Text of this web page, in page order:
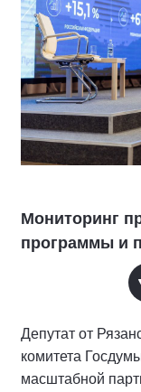
Мониторинг
программы и
Депутат от
комитета
масштабной